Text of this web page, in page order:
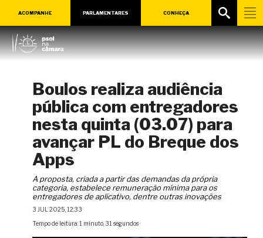
ACOMPANHE PARLAMENTARES CONHEÇA
Boulos realiza audiência
pública com entregadores
nesta quinta (03.07) para
avançar PL do Breque dos
Apps
A proposta, criada a partir das demandas da própria
categoria, estabelece remuneração mínima para os
entregadores de aplicativo, dentre outras inovações
3 JUL 2025, 12:33
Tempo de leitura: 1 minuto, 31 segundos